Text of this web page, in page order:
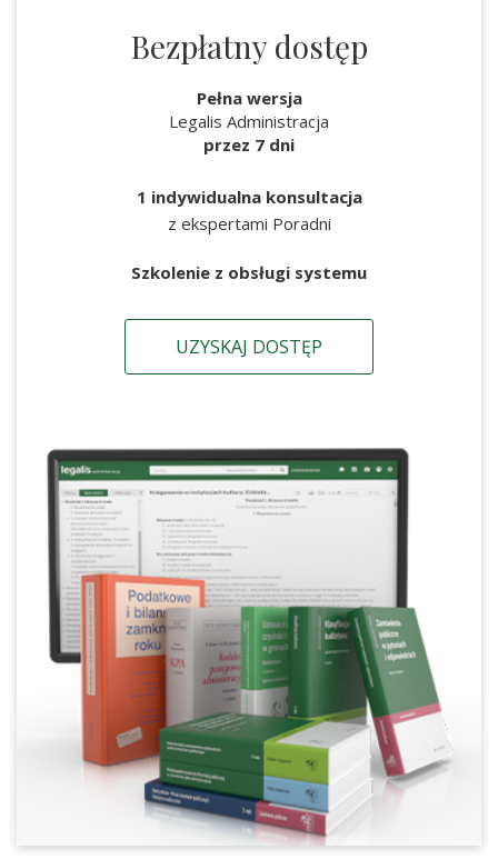
Bezpłatny dostęp
Pełna wersja
Legalis Administracja
przez 7 dni
1 indywidualna konsultacja
z ekspertami Poradni
Szkolenie z obsługi systemu
UZYSKAJ DOSTĘP